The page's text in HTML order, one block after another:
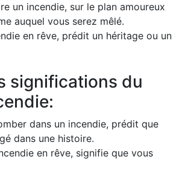
un incendie, sur le plan amoureux
auquel vous serez mêlé.
en rêve, prédit un héritage ou un
significations du
dans un incendie, prédit que
dans une histoire.
en rêve, signifie que vous